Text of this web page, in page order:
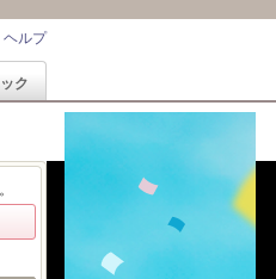
ヘルプ
ク